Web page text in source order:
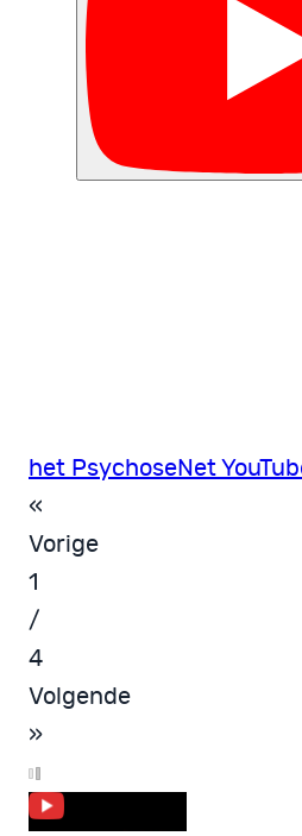
het PsychoseNet
«
Vorige
1
/
4
Volgende
»